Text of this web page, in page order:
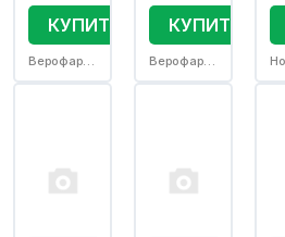
КУПИТЬ
Верофарм ООО (Воронежский филиал)
КУПИТЬ
Верофарм ООО (Воронежский филиал)